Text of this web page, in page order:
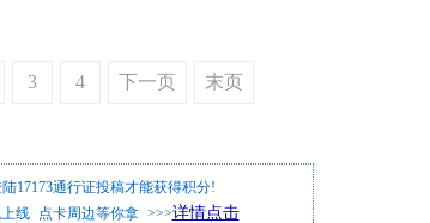
3 4 下一页 末页
17173通行证投稿才能获得积分!
上线 点卡周边等你拿 >>>详情点击